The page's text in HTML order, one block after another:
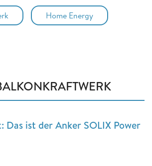
Home Energy
Das ist der Anker SOLIX Power